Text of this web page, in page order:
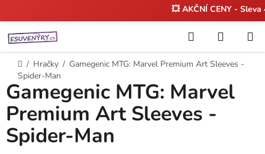
na
obsah
💥 AKČNÍ CENY - Sleva
Hledat
KOŠÍK
Domů
/ Hračky / Gamegenic MTG: Marvel Premium Art Sleeves -
Spider-Man
Gamegenic MTG: Marvel
Premium Art Sleeves -
Spider-Man